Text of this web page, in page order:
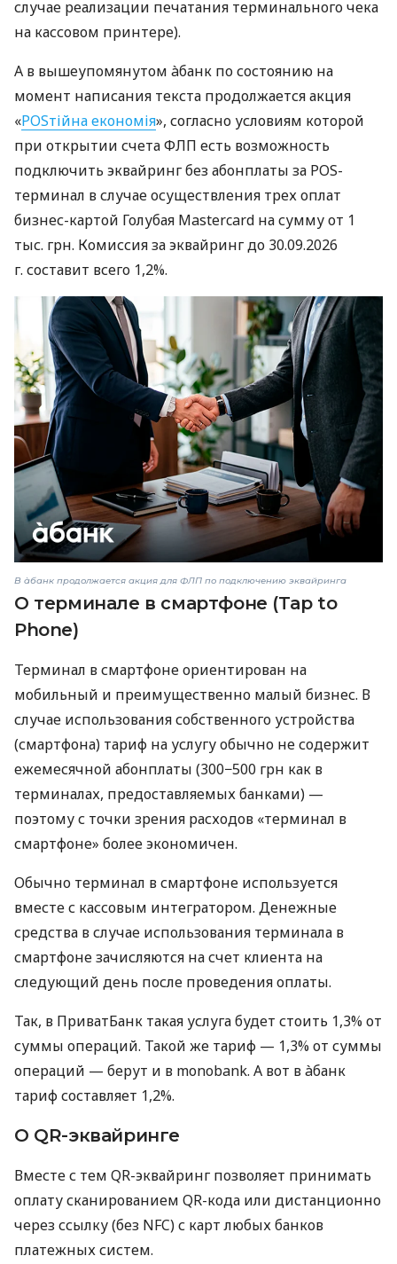
случае реализации печатания терминального чека
на кассовом принтере).
А в вышеупомянутом àбанк по состоянию на
момент написания текста продолжается акция
«POSтійна економія», согласно условиям которой
при открытии счета ФЛП есть возможность
подключить эквайринг без абонплаты за POS-
терминал в случае осуществления трех оплат
бизнес-картой Голубая Mastercard на сумму от 1
тыс. грн. Комиссия за эквайринг до 30.09.2026
г. составит всего 1,2%.
В àбанк продолжается акция для ФЛП по подключению эквайринга
О терминале в смартфоне (Tap to
Phone)
Терминал в смартфоне ориентирован на
мобильный и преимущественно малый бизнес. В
случае использования собственного устройства
(смартфона) тариф на услугу обычно не содержит
ежемесячной абонплаты (300−500 грн как в
терминалах, предоставляемых банками) —
поэтому с точки зрения расходов «терминал в
смартфоне» более экономичен.
Обычно терминал в смартфоне используется
вместе с кассовым интегратором. Денежные
средства в случае использования терминала в
смартфоне зачисляются на счет клиента на
следующий день после проведения оплаты.
Так, в ПриватБанк такая услуга будет стоить 1,3% от
суммы операций. Такой же тариф — 1,3% от суммы
операций — берут и в monobank. А вот в àбанк
тариф составляет 1,2%.
О QR-эквайринге
Вместе с тем QR-эквайринг позволяет принимать
оплату сканированием QR-кода или дистанционно
через ссылку (без NFC) с карт любых банков
платежных систем.